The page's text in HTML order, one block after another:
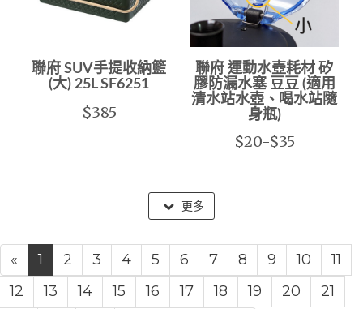
聯府 SUV手提收納籃
(大) 25L SF6251
$385
聯府 運動水壺耗材 矽
膠防漏水塞 豆豆 (適用
清水站水壺、喝水站隨
身瓶)
$20-$35
更多
« 1 2 3 4 5 6 7 8 9 10
11
12
13 14 15 16 17 18 19 20
21